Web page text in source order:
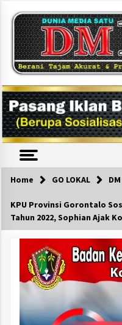
content
Home GO LOKAL
KPU Provinsi Gorontalo
Tahun 2022, Sophian Ajak